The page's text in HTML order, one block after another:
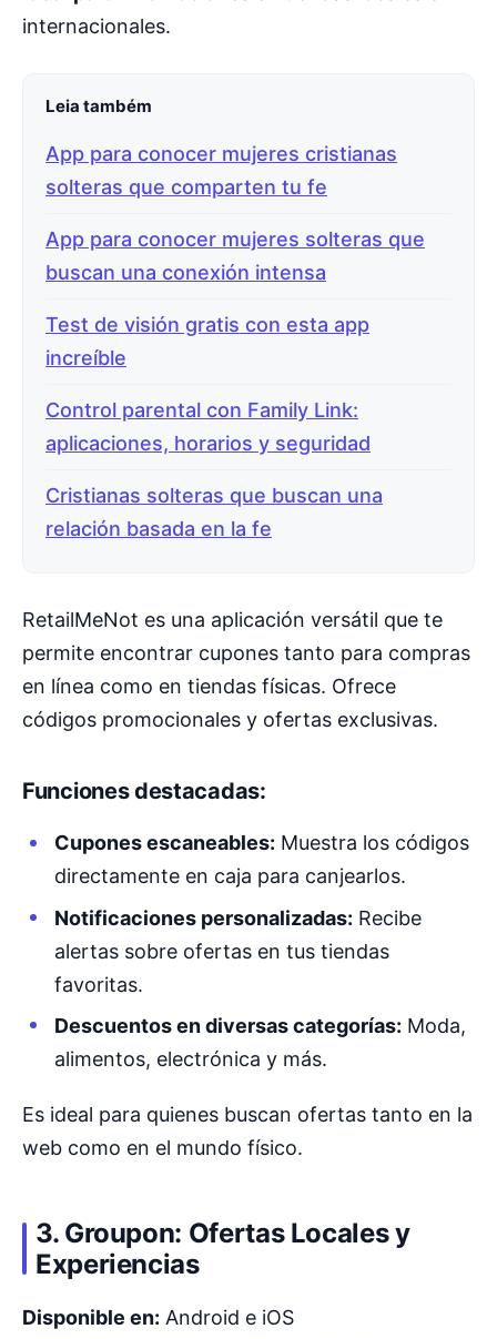
internacionales.
Leia também
App para conocer mujeres cristianas
solteras que comparten tu fe
App para conocer mujeres solteras que
buscan una conexión intensa
Test de visión gratis con esta app
increíble
Control parental con Family Link:
aplicaciones, horarios y seguridad
Cristianas solteras que buscan una
relación basada en la fe
RetailMeNot es una aplicación versátil que te
permite encontrar cupones tanto para compras
en línea como en tiendas físicas. Ofrece
códigos promocionales y ofertas exclusivas.
Funciones destacadas:
Cupones escaneables: Muestra los códigos
directamente en caja para canjearlos.
Notificaciones personalizadas: Recibe
alertas sobre ofertas en tus tiendas
favoritas.
Descuentos en diversas categorías: Moda,
alimentos, electrónica y más.
Es ideal para quienes buscan ofertas tanto en la
web como en el mundo físico.
3. Groupon: Ofertas Locales y
Experiencias
Disponible en: Android e iOS